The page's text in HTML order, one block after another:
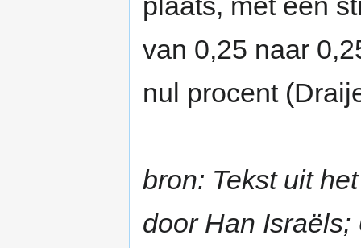
van 0,25 naar
nul procent
bron: Tekst uit
door Han